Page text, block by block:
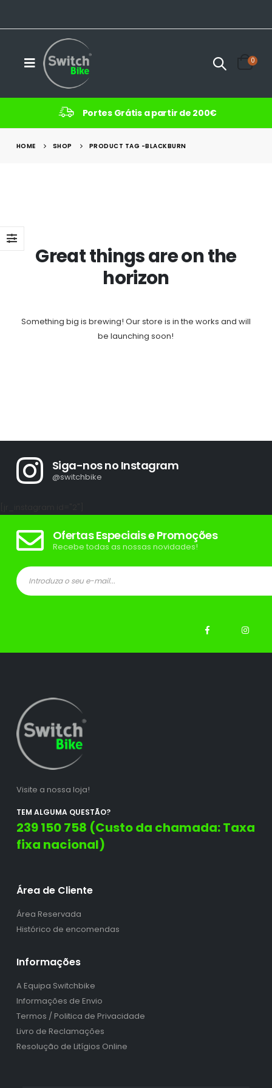
0
Portes Grátis a partir de 200€
HOME SHOP PRODUCT TAG -BLACKBURN
Great things are on the
horizon
Something big is brewing! Our store is in the works and will
be launching soon!
Siga-nos no Instagram
@switchbike
Ofertas Especiais e Promoções
Recebe todas as nossas novidades!
Visite a nossa loja!
TEM ALGUMA QUESTÃO?
239 150 758 (Custo da chamada: Taxa
fixa nacional)
Área de Cliente
Área Reservada
Histórico de encomendas
Informações
A Equipa Switchbike
Informações de Envio
Termos / Politica de Privacidade
Livro de Reclamações
Resolução de Litígios Online